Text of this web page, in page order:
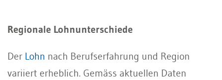
Regionale Lohnunterschiede
Der Lohn nach Berufserfahrung und Region
variiert erheblich. Gemäss aktuellen Daten